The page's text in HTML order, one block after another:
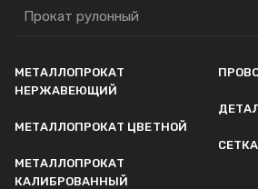
Прокат рулонный
МЕТАЛЛОПРОКАТ
НЕРЖАВЕЮЩИЙ
МЕТАЛЛОПРОКАТ ЦВЕТНОЙ
МЕТАЛЛОПРОКАТ
КАЛИБРОВАННЫЙ
СЕТКА